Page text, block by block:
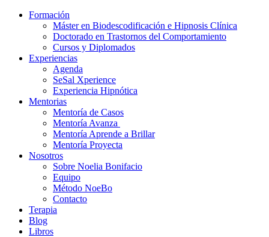
Formación
Máster en Biodescodificación e Hipnosis Clínica
Doctorado en Trastornos del Comportamiento
Cursos y Diplomados
Experiencias
Agenda
SeSal Xperience
Experiencia Hipnótica
Mentorias
Mentoría de Casos
Mentoría Avanza
Mentoría Aprende a Brillar
Mentoría Proyecta
Nosotros
Sobre Noelia Bonifacio
Equipo
Método NoeBo
Contacto
Terapia
Blog
Libros